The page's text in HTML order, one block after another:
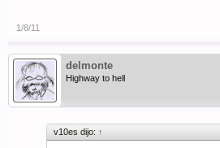
1/8/11
delmonte
Highway to hell
v10es dijo: ↑